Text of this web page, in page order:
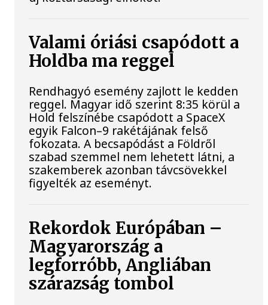
Valami óriási csapódott a
Holdba ma reggel
Rendhagyó esemény zajlott le kedden
reggel. Magyar idő szerint 8:35 körül a
Hold felszínébe csapódott a SpaceX
egyik Falcon–9 rakétájának felső
fokozata. A becsapódást a Földről
szabad szemmel nem lehetett látni, a
szakemberek azonban távcsövekkel
figyelték az eseményt.
Rekordok Európában –
Magyarország a
legforróbb, Angliában
szárazság tombol